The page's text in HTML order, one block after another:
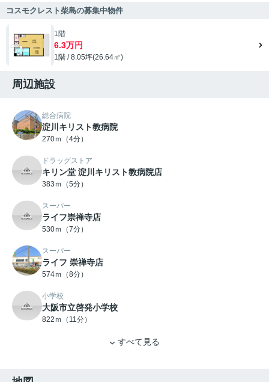
コスモクレスト柴島の募集中物件
1階
6.3万円
1階 / 8.05坪(26.64㎡)
周辺施設
総合病院
淀川キリスト教病院
270ｍ（4分）
ドラッグストア
キリン堂 淀川キリスト教病院店
383ｍ（5分）
スーパー
ライフ崇禅寺店
530ｍ（7分）
スーパー
ライフ 崇禅寺店
574ｍ（8分）
小学校
大阪市立啓発小学校
822ｍ（11分）
すべて見る